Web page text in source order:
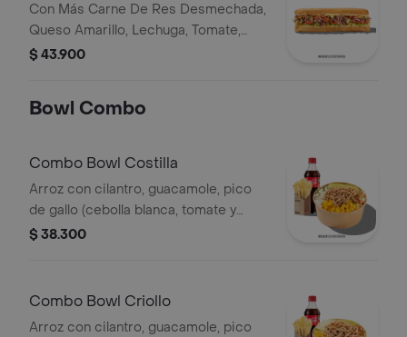
Con Más Carne De Res Desmechada,
Queso Amarillo, Lechuga, Tomate,
Pimentón, Apio, Mostaza, Salsa Bbq,
$ 43.900
Bowl Combo
Combo Bowl Costilla
Arroz con cilantro, guacamole, pico
de gallo (cebolla blanca, tomate y
cilantro), piña calada asada y costilla
$ 38.300
Combo Bowl Criollo
Arroz con cilantro, guacamole, pico